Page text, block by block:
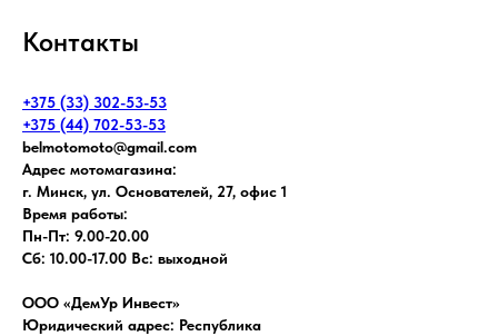
Контакты
+375 (33) 302-53-53
+375 (44) 702-53-53
belmotomoto@gmail.com
Адрес мотомагазина:
г. Минск, ул. Основателей, 27, офис 1
Время работы:
Пн-Пт: 9.00-20.00
Сб: 10.00-17.00 Вс: выходной
ООО «ДемУр Инвест»
Юридический адрес: Республика